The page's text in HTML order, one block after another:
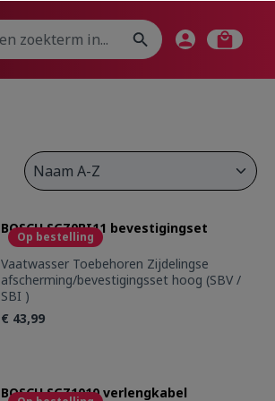
Op bestelling
BOSCH SGZ0BI11 bevestigingset
Vaatwasser Toebehoren Zijdelingse
afscherming/bevestigingsset hoog (SBV /
SBI )
€ 43,99
BOSCH SGZ1010 verlengkabel